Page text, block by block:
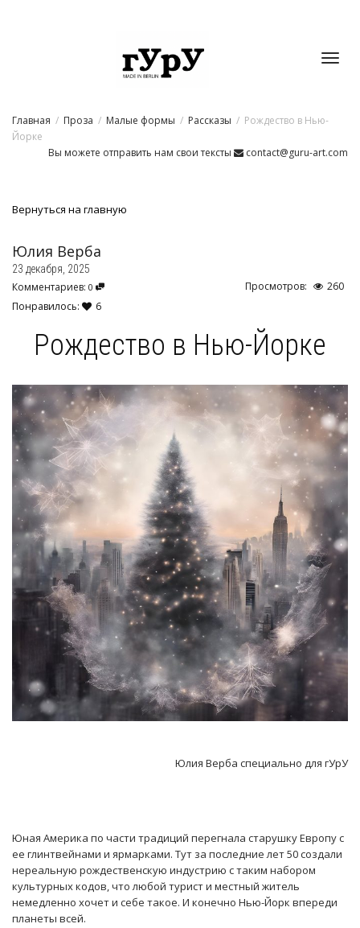
Главная Проза Малые формы Рассказы
Рождество в Нью-
Йорке
Вы можете отправить нам свои тексты
contact@guru-art.com
Вернуться на главную
Юлия Верба
23 декабря, 2025
Комментариев: 0 Просмотров:
260
Понравилось:
6
Рождество в Нью-Йорке
Юлия Верба специально для гУрУ
Юная Америка по части традиций перегнала старушку Европу с
ее глинтвейнами и ярмарками. Тут за последние лет 50 создали
нереальную рождественскую индустрию с таким набором
культурных кодов, что любой турист и местный житель
немедленно хочет и себе такое. И конечно Нью-Йорк впереди
планеты всей.